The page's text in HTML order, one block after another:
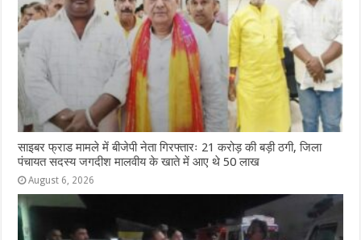
साइबर फ्राड मामले में बीजेपी नेता गिरफ्तारः 21 करोड़ की बड़ी ठगी, जिला
पंचायत सदस्य जगदीश मालवीय के खाते में आए थे 50 लाख
August 6, 2026